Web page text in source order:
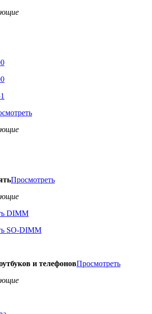
Просмотреть
DIMM
SO-DIMM
и телефоновПросмотреть